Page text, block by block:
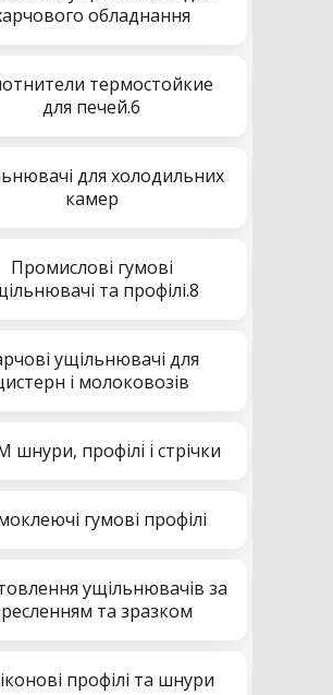
обладнання
термостойкие
для печей.6
для холодильних
камер
Промислові гумові
та профілі.8
ущільнювачі для
і молоковозів
шнури, профілі і стрічки
гумові профілі
ущільнювачів за
та зразком
профілі та шнури